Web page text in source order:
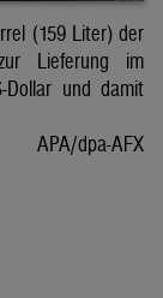
(159 Liter) der
Lieferung im
Dollar und damit
APA/dpa-AFX